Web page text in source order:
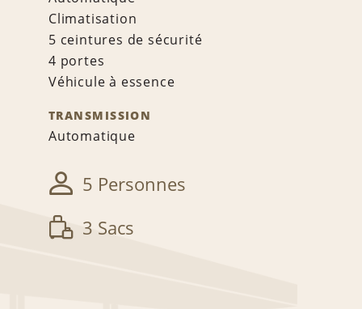
Climatisation
5 ceintures de sécurité
4 portes
Véhicule à essence
TRANSMISSION
Automatique
5 Personnes
3 Sacs